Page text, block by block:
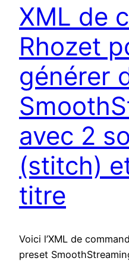
XML de
Rhozet
générer
avec 2
(stitch)
titre
Voici l’XML de
preset